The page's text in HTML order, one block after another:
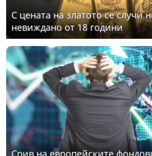
С цената на златото се случи
невиждано от 18 години